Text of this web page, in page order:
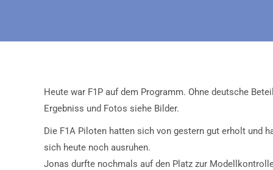
Heute war F1P auf dem Programm. Ohne deutsche
Ergebniss und Fotos siehe Bilder.
Die F1A Piloten hatten sich von gestern gut erholt und
sich heute noch ausruhen.
Jonas durfte nochmals auf den Platz zur